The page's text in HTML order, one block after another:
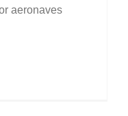
aeronaves